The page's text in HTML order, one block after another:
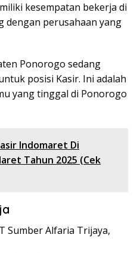
kesempatan bekerja di
perusahaan yang
Ponorogo sedang
posisi Kasir. Ini adalah
yang tinggal di Ponorogo
Indomaret Di
Tahun 2025 (Cek
Sumber Alfaria Trijaya,